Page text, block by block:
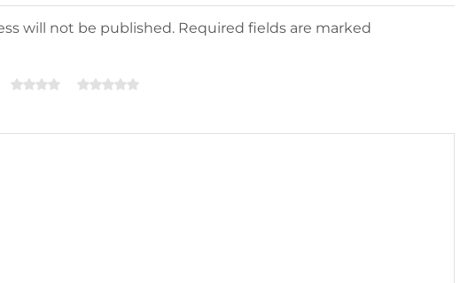
will not be published. Required fields are marked